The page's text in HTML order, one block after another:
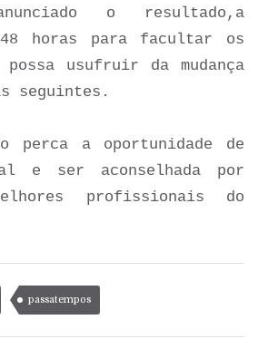
o resultado,a
48 horas para facultar os
possa usufruir da mudança
seguintes.
perca a oportunidade de
e ser aconselhada por
profissionais do
passatempos